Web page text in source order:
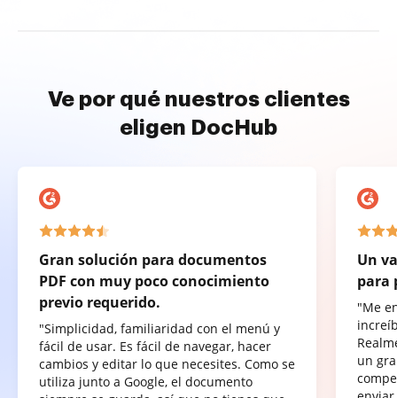
Ve por qué nuestros clientes
eligen DocHub
Gran solución para documentos
PDF con muy poco conocimiento
previo requerido.
"Simplicidad, familiaridad con el menú y
fácil de usar. Es fácil de navegar, hacer
cambios y editar lo que necesites. Como se
utiliza junto a Google, el documento
Un
para
"Me
un